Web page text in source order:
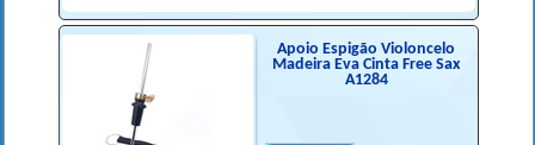
Apoio Espigão Violoncelo
Madeira Eva Cinta Free Sax
A1284